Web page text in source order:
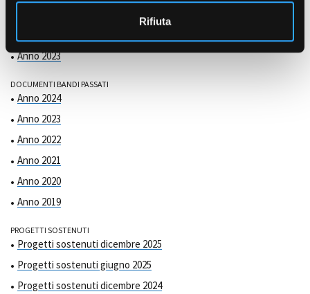
Rifiuta
Anno 2023
DOCUMENTI BANDI PASSATI
Anno 2024
Anno 2023
Anno 2022
Anno 2021
Anno 2020
Anno 2019
PROGETTI SOSTENUTI
Progetti sostenuti dicembre 2025
Progetti sostenuti giugno 2025
Progetti sostenuti dicembre 2024